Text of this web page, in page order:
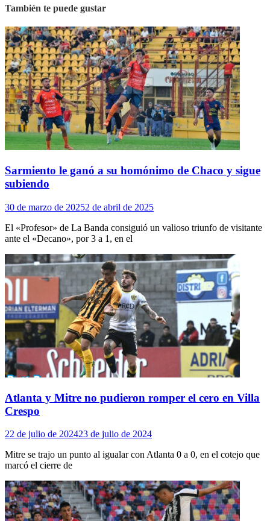
También te puede gustar
Sarmiento le ganó a su homónimo de Chaco y sigue
subiendo
30 de marzo de 20252 de abril de 2025
El «Profesor» de La Banda consiguió un valioso triunfo de visitante
ante el «Decano», por 3 a 1, en el
Atlanta y Mitre no pudieron romper el cero en Villa
Crespo
22 de julio de 202423 de julio de 2024
Mitre se trajo un punto al igualar con Atlanta 0 a 0, en el cotejo que
marcó el cierre de